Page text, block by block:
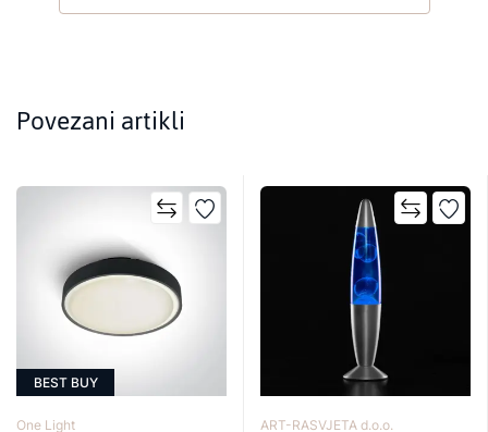
Povezani artikli
BEST BUY
One Light ART-RASVJETA d.o.o.